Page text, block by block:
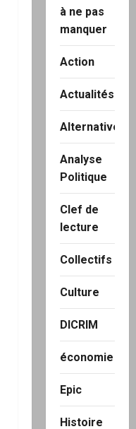
à ne pas
manquer
Action
Actualités
Alternatives
Analyse
Politique
Clef de
lecture
Collectifs
Culture
DICRIM
économie
Epic
Histoire